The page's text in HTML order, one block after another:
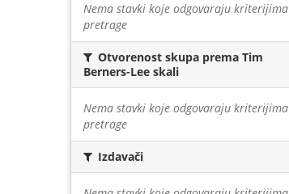
Nema stavki koje odgovaraju kriterijima
pretrage
Otvorenost skupa prema Tim
Berners-Lee skali
Nema stavki koje odgovaraju kriterijima
pretrage
Izdavači